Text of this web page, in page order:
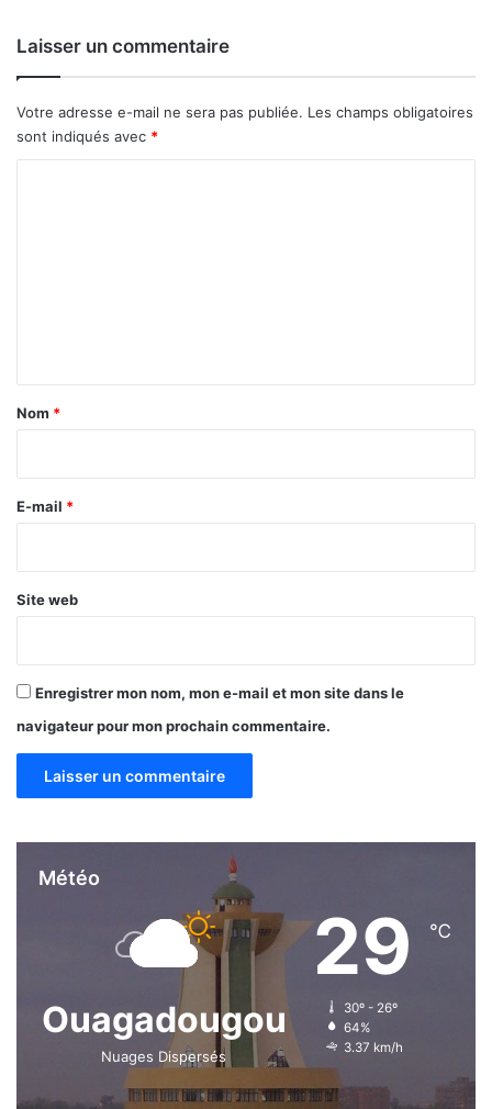
a
a
d
i
Laisser un commentaire
Votre adresse e-mail ne sera pas publiée. Les champs obligatoires
sont indiqués avec *
a
e
Nom *
E-mail *
Site web
Enregistrer mon nom, mon e-mail et mon site dans le
navigateur pour mon prochain commentaire.
Météo
Ouagadougou
Nuages Dispersés
29 ℃
30º - 26º
64%
3.37 km/h